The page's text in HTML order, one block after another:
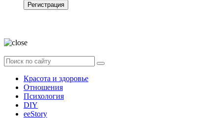
Регистрация
Красота и здоровье
Отношения
Психология
DIY
ееStory